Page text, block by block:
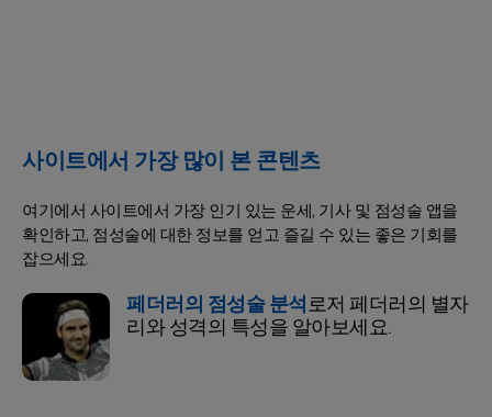
사이트에서 가장 많이 본 콘텐츠
여기에서 사이트에서 가장 인기 있는 운세, 기사 및 점성술 앱을
확인하고, 점성술에 대한 정보를 얻고 즐길 수 있는 좋은 기회를
잡으세요.
페더러의 점성술 분석로저 페더러의 별자
리와 성격의 특성을 알아보세요.